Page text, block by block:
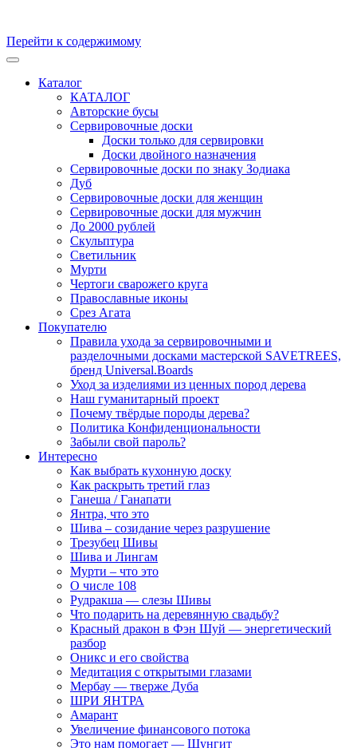
Перейти к содержимому
Скульптуры и предметы интерьера из ценных пород дерева.
Производство и продажа. Уникальные товары, для
удивительных персон
Каталог
КАТАЛОГ
Авторские бусы
Сервировочные доски
Доски только для сервировки
Доски двойного назначения
Сервировочные доски по знаку Зодиака
Дуб
Сервировочные доски для женщин
Сервировочные доски для мужчин
До 2000 рублей
Скульптура
Светильник
Мурти
Чертоги сварожего круга
Православные иконы
Срез Агата
Покупателю
Правила ухода за сервировочными и
разделочными досками мастерской SAVETREES,
бренд Universal.Boards
Уход за изделиями из ценных пород дерева
Наш гуманитарный проект
Почему твёрдые породы дерева?
Политика Конфиденциональности
Забыли свой пароль?
Интересно
Как выбрать кухонную доску
Как раскрыть третий глаз
Ганеша / Ганапати
Янтра, что это
Шива – созидание через разрушение
Трезубец Шивы
Шива и Лингам
Мурти – что это
О числе 108
Рудракша — слезы Шивы
Что подарить на деревянную свадьбу?
Красный дракон в Фэн Шуй — энергетический
разбор
Оникс и его свойства
Медитация с открытыми глазами
Мербау — тверже Дуба
ШРИ ЯНТРА
Амарант
Увеличение финансового потока
Это нам помогает — Шунгит